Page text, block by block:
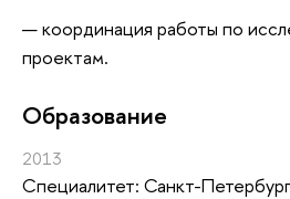
координация работы по
проектам.
Oбразование
2013
Специалитет: Санкт-